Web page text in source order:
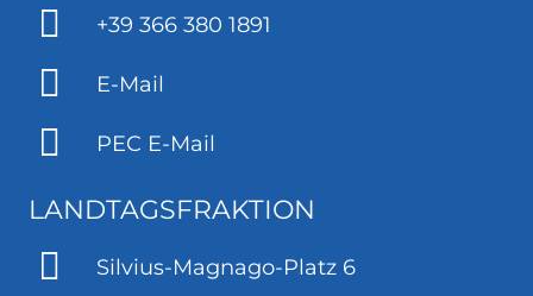
+39 366 380 1891
E-Mail
PEC E-Mail
LANDTAGSFRAKTION
Silvius-Magnago-Platz 6